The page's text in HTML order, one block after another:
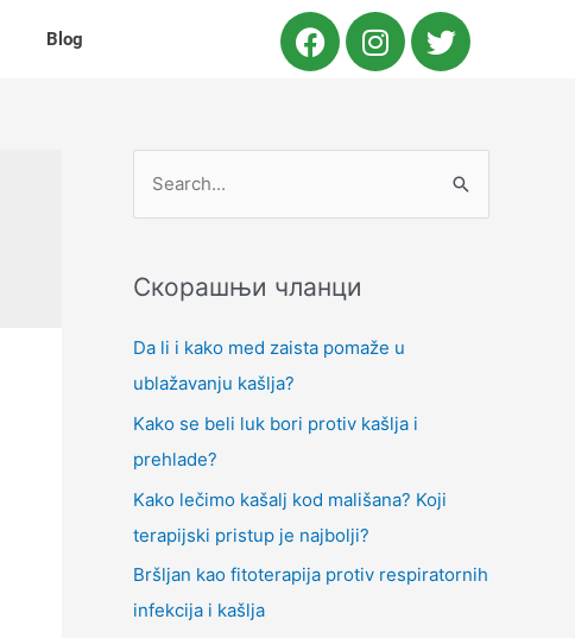
Blog
Скорашњи чланци
Da li i kako med zaista pomaže u
ublažavanju kašlja?
Kako se beli luk bori protiv kašlja i
prehlade?
Kako lečimo kašalj kod mališana? Koji
terapijski pristup je najbolji?
Bršljan kao fitoterapija protiv respiratornih
infekcija i kašlja